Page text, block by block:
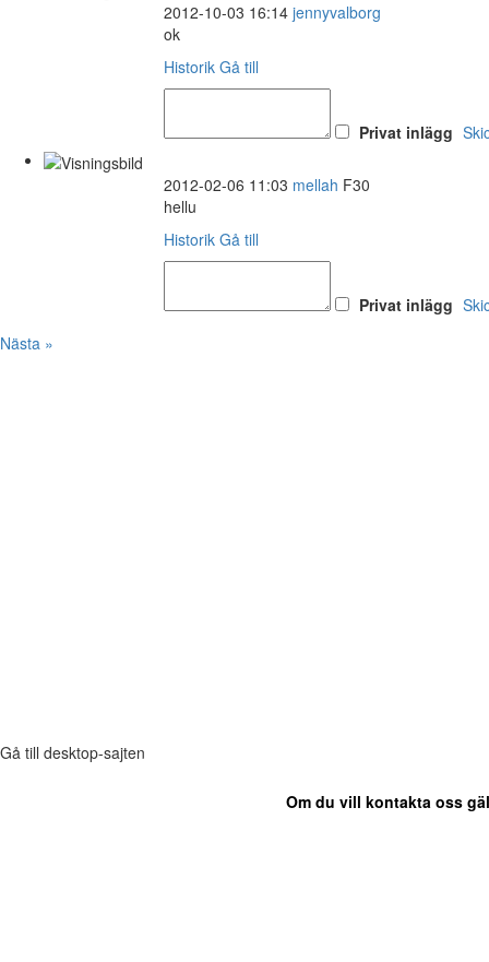
2012-10-03 16:14 jennyvalborg
ok
Historik Gå till
Privat inlägg
2012-02-06 11:03 mellah F30
hellu
Historik Gå till
Privat inlägg
Nästa »
Gå till desktop-sajten
Om du vill kontakta oss